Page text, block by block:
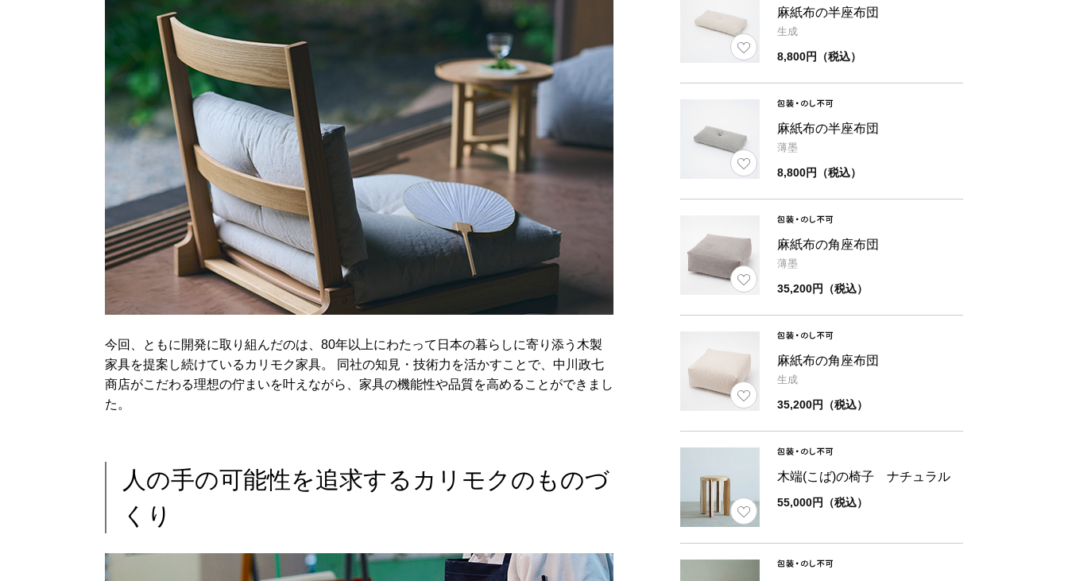
今回、ともに開発に取り組んだのは、80年以上にわたって日本の暮らしに寄り添う木製
家具を提案し続けているカリモク家具。 同社の知見・技術力を活かすことで、中川政七
商店がこだわる理想の佇まいを叶えながら、家具の機能性や品質を高めることができまし
た。
人の手の可能性を追求するカリモクのものづ
くり
麻紙布の半座布団
生成
8,800円（税込）
麻紙布の半座布団
薄墨
8,800円（税込）
麻紙布の角座布団
薄墨
35,200円（税込）
麻紙布の角座布団
生成
35,200円（税込）
木端(こば)の椅子 ナチュラル
55,000円（税込）